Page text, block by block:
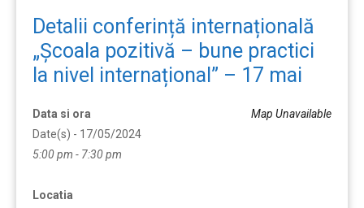
Detalii conferință internațională
„Școala pozitivă – bune practici
la nivel internațional” – 17 mai
Map Unavailable
Data si ora
Date(s) - 17/05/2024
5:00 pm - 7:30 pm
Locatia